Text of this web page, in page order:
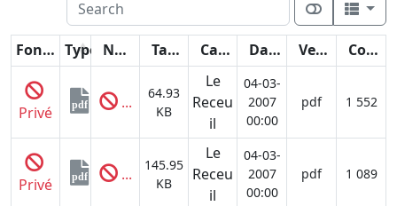
Fonctions Type Nom Taille Catégorie Date Version Compteur
Privé pdf ...
64.93
KB
Le
Receu
il
04-03-
2007
00:00
pdf 1 552
Privé pdf ...
145.95
KB
Le
Receu
il
04-03-
2007
00:00
pdf 1 089